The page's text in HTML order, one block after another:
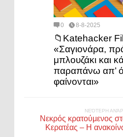
0 8-8-2025
📁Katehacker
«Σαγιονάρα,
μπλουζάκι και
παραπάνω απ’
φαίνονται»
ΝΕΌΤΕΡΗ
Νεκρός κρατούμενος
Κερατέας – Η